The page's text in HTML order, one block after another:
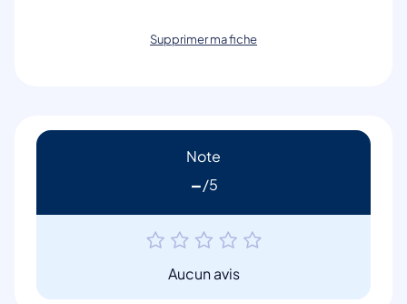
Supprimer ma fiche
Note
-
Aucun avis